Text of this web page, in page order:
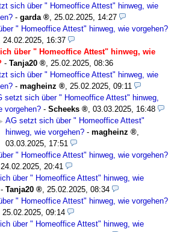
sich über " Homeoffice Attest" hinweg, wie
- garda
25.02.2025, 14:27
" Homeoffice Attest" hinweg, wie vorgehen?
24.02.2025, 16:37
über " Homeoffice Attest" hinweg, wie
- Tanja20
25.02.2025, 08:36
sich über " Homeoffice Attest" hinweg, wie
- magheinz
25.02.2025, 09:11
setzt sich über " Homeoffice Attest" hinweg,
vorgehen? - Scheeks
03.03.2025, 16:48
AG setzt sich über " Homeoffice Attest"
hinweg, wie vorgehen? - magheinz
03.03.2025, 17:51
" Homeoffice Attest" hinweg, wie vorgehen?
24.02.2025, 20:41
über " Homeoffice Attest" hinweg, wie
- Tanja20
25.02.2025, 08:34
" Homeoffice Attest" hinweg, wie vorgehen?
25.02.2025, 09:14
über " Homeoffice Attest" hinweg, wie